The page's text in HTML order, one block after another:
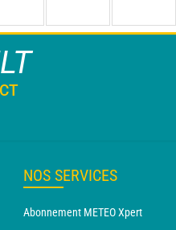
NOS SERVICES
Abonnement METEO Xpert